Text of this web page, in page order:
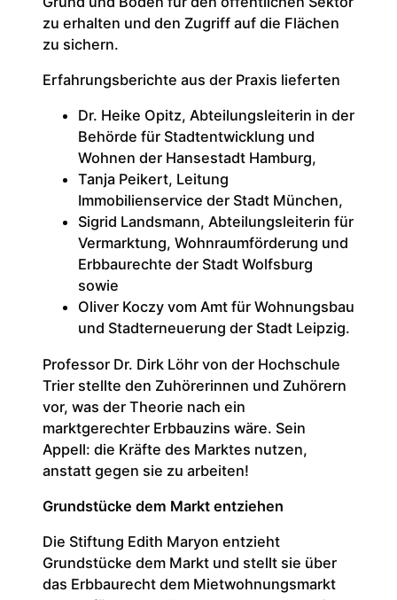
zu erhalten und den Zugriff auf die Flächen
zu sichern.
Erfahrungsberichte aus der Praxis lieferten
Dr. Heike Opitz, Abteilungsleiterin in der
Behörde für Stadtentwicklung und
Wohnen der Hansestadt Hamburg,
Tanja Peikert, Leitung
Immobilienservice der Stadt München,
Sigrid Landsmann, Abteilungsleiterin für
Vermarktung, Wohnraumförderung und
Erbbaurechte der Stadt Wolfsburg
sowie
Oliver Koczy vom Amt für Wohnungsbau
und Stadterneuerung der Stadt Leipzig.
Professor Dr. Dirk Löhr von der Hochschule
Trier stellte den Zuhörerinnen und Zuhörern
vor, was der Theorie nach ein
marktgerechter Erbbauzins wäre. Sein
Appell: die Kräfte des Marktes nutzen,
anstatt gegen sie zu arbeiten!
Grundstücke dem Markt entziehen
Die Stiftung Edith Maryon entzieht
Grundstücke dem Markt und stellt sie über
das Erbbaurecht dem Mietwohnungsmarkt